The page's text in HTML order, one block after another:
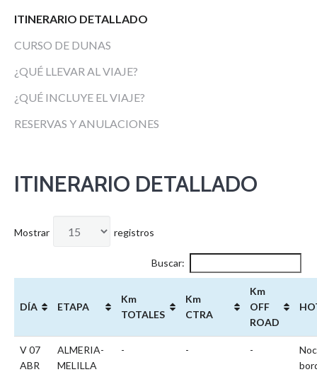
ITINERARIO DETALLADO
CURSO DE DUNAS
¿QUÉ LLEVAR AL VIAJE?
¿QUÉ INCLUYE EL VIAJE?
RESERVAS Y ANULACIONES
ITINERARIO DETALLADO
Mostrar registros
Buscar:
DÍA ETAPA
Km
TOTALES
Km
CTRA
Km
OFF
ROAD
V 07
ABR
ALMERIA-
MELILLA
- - -